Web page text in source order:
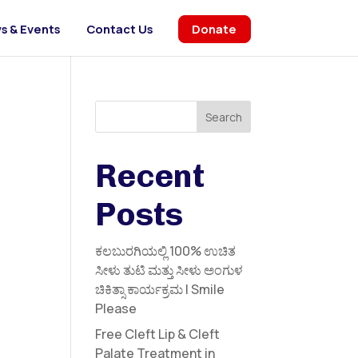
& Events Contact Us Donate
Search
Recent
Posts
ಕಲಬುರಗಿಯಲ್ಲಿ 100% ಉಚಿತ
ಸೀಳು ತುಟಿ ಮತ್ತು ಸೀಳು ಅಂಗುಳ
ಚಿಕಿತ್ಸಾ ಕಾರ್ಯಕ್ರಮ | Smile
Please
Free Cleft Lip & Cleft
Palate Treatment in